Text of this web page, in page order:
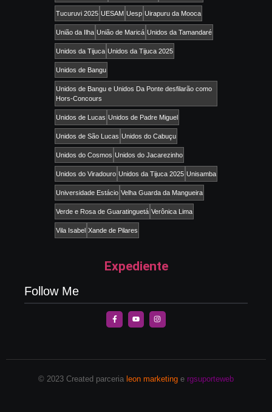
Tucuruvi 2025 UESAM Uesp Uirapuru da Mooca
União da Ilha União de Maricá Unidos da Tamandaré
Unidos da Tijuca Unidos da Tijuca 2025
Unidos de Bangu
Unidos de Bangu e Unidos Da Ponte desfilarão como
Hors-Concours
Unidos de Lucas Unidos de Padre Miguel
Unidos de São Lucas Unidos do Cabuçu
Unidos do Cosmos Unidos do Jacarezinho
Unidos do Viradouro Unidos da Tijuca 2025 Unisamba
Universidade Estácio Velha Guarda da Mangueira
Verde e Rosa de Guaratinguetá Verônica Lima
Vila Isabel Xande de Pilares
Expediente
Follow Me
© 2023 Created parceria leon marketing e rgsuporteweb